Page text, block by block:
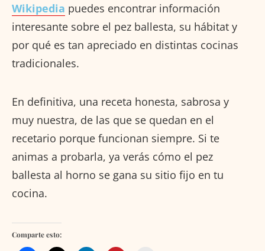
Wikipedia puedes encontrar información
interesante sobre el pez ballesta, su hábitat y
por qué es tan apreciado en distintas cocinas
tradicionales.
En definitiva, una receta honesta, sabrosa y
muy nuestra, de las que se quedan en el
recetario porque funcionan siempre. Si te
animas a probarla, ya verás cómo el pez
ballesta al horno se gana su sitio fijo en tu
cocina.
Comparte esto: